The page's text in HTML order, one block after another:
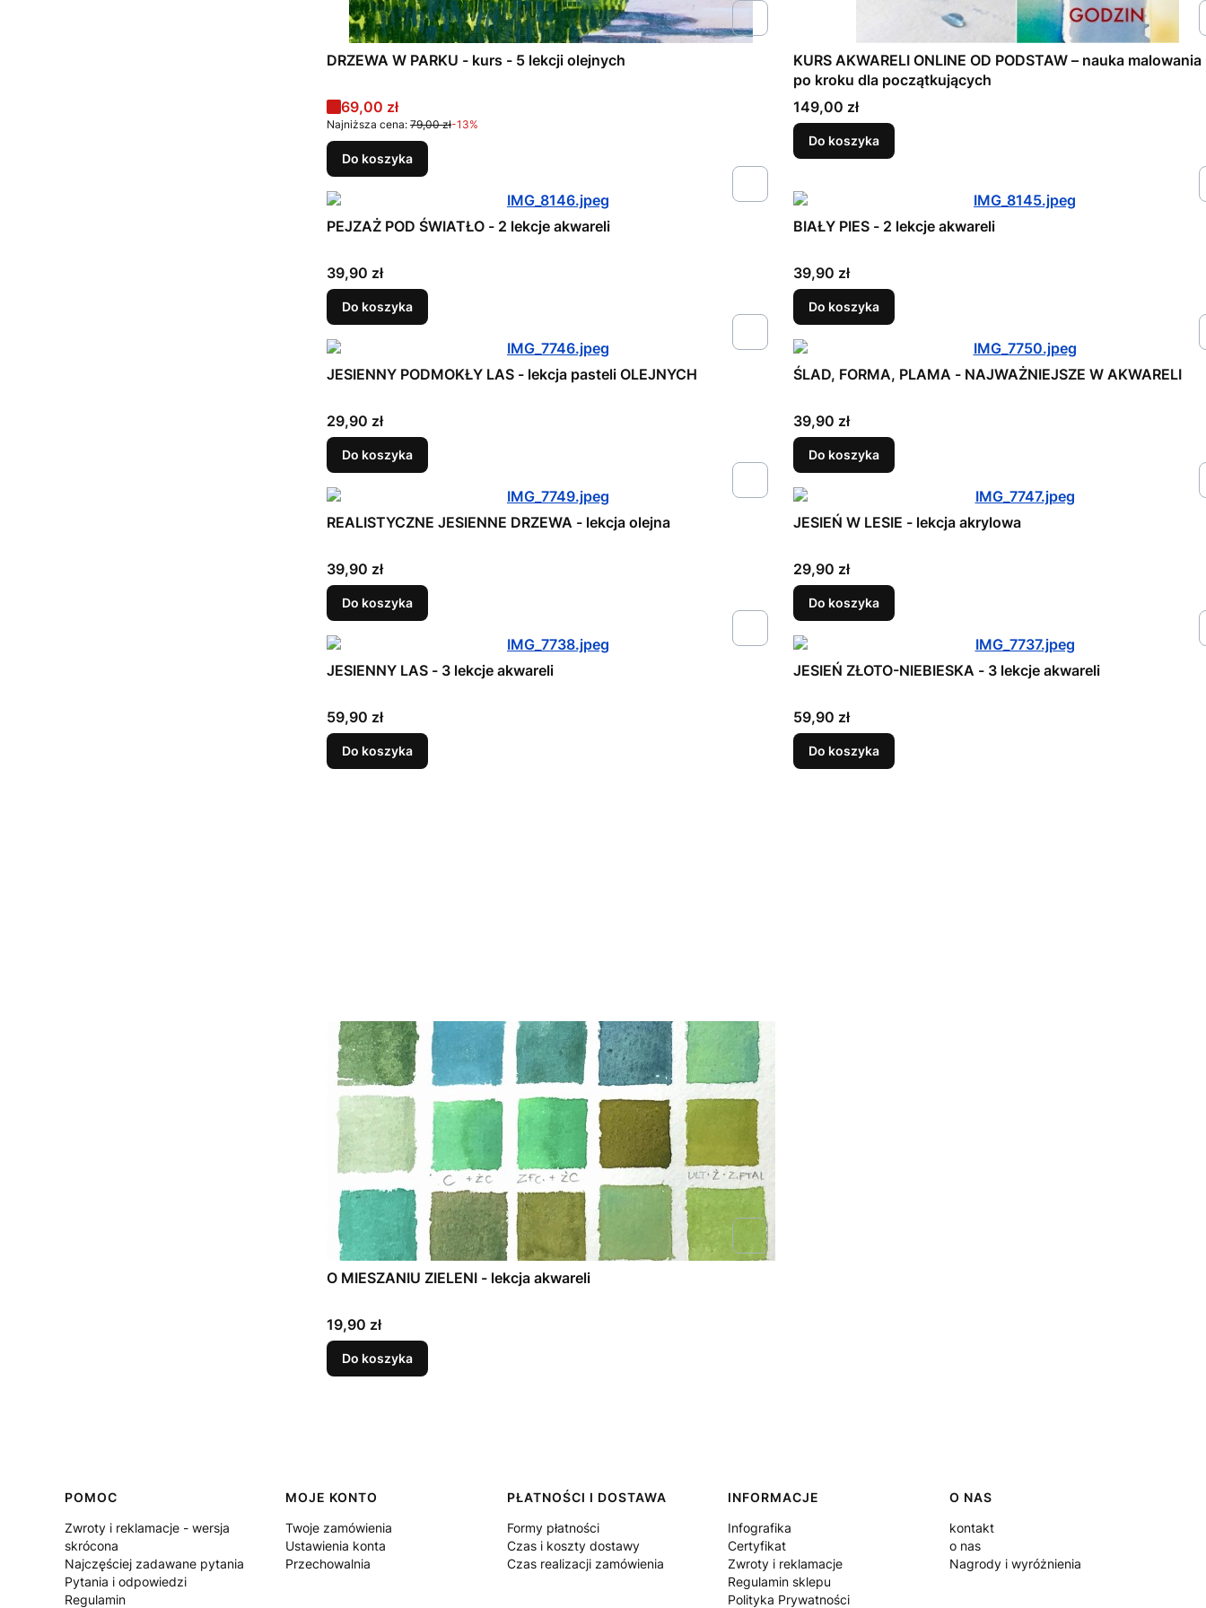
DRZEWA W PARKU - kurs - 5 lekcji olejnych
Cena promocyjna
69,00 zł
Najniższa cena: 79,00 zł-13%
Do koszyka
KURS AKWARELI ONLINE OD PODSTAW – nauka
po kroku dla początkujących
Cena
149,00 zł
Do koszyka
PEJZAŻ POD ŚWIATŁO - 2 lekcje akwareli
Cena
39,90 zł
Do koszyka
BIAŁY PIES - 2 lekcje akwareli
Cena
39,90 zł
Do koszyka
JESIENNY PODMOKŁY LAS - lekcja pasteli OLEJNYCH
Cena
29,90 zł
Do koszyka
ŚLAD, FORMA, PLAMA - NAJWAŻNIEJSZE W AKWARELI
Cena
39,90 zł
Do koszyka
REALISTYCZNE JESIENNE DRZEWA - lekcja olejna
Cena
39,90 zł
Do koszyka
JESIEŃ W LESIE - lekcja akrylowa
Cena
29,90 zł
Do koszyka
JESIENNY LAS - 3 lekcje akwareli
Cena
59,90 zł
Do koszyka
JESIEŃ ZŁOTO-NIEBIESKA - 3 lekcje akwareli
Cena
59,90 zł
Do koszyka
O MIESZANIU ZIELENI - lekcja akwareli
Cena
19,90 zł
Do koszyka
Linki w stopce
POMOC
Zwroty i reklamacje - wersja
skrócona
Najczęściej zadawane pytania
Pytania i odpowiedzi
Regulamin
MOJE KONTO
Twoje zamówienia
Ustawienia konta
Przechowalnia
PŁATNOŚCI I DOSTAWA
Formy płatności
Czas i koszty dostawy
Czas realizacji zamówienia
INFORMACJE
Infografika
Certyfikat
Zwroty i reklamacje
Regulamin sklepu
Polityka Prywatności
O NAS
kontakt
o nas
Nagrody i wyróżnienia